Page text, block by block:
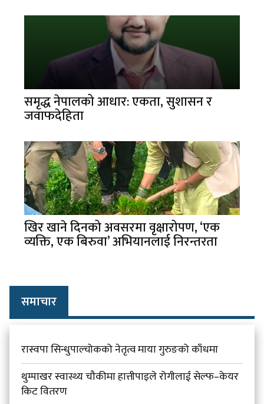
समृद्ध नेपालको आधार: एकता, सुशासन र
जवाफदेहिता
खिर खाने दिनको अवसरमा वृक्षारोपण, ‘एक
व्यक्ति, एक बिरुवा’ अभियानलाई निरन्तरता
समाचार
रास्वपा सिन्धुपाल्चोकको नेतृत्व माया गुरुङको काँधमा
थुम्पाखर स्वास्थ्य चौकीमा हात्तीपाइले रोगीलाई सेल्फ–केयर
किट वितरण